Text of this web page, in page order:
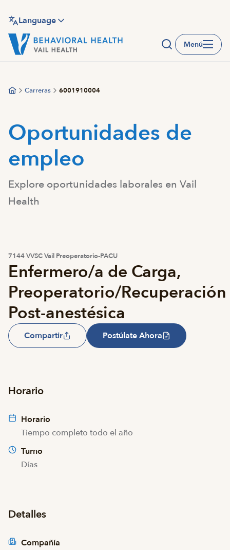
contenido
principal
Language
Menú
Carreras 6001910004
Oportunidades de
empleo
Explore oportunidades laborales en Vail
Health
7144 VVSC Vail Preoperatorio-PACU
Enfermero/a de Carga,
Preoperatorio/Recuperación
Post-anestésica
Compartir Postúlate Ahora
Horario
Horario
Tiempo completo todo el año
Turno
Días
Detalles
Compañía